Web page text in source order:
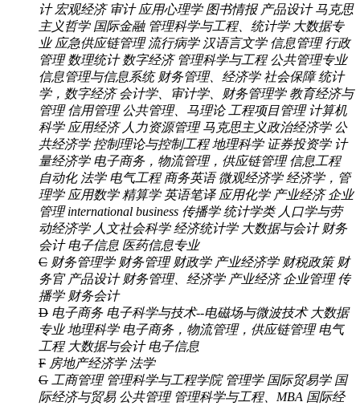
计 宏观经济 审计 应用心理学 图书情报 产品设计 马克思
主义哲学 国际金融 管理科学与工程、统计学 大数据专
业 应急供应链管理 流行病学 汉语言文学 信息管理 行政
管理 数理统计 数字经济 管理科学与工程 公共管理专业
信息管理与信息系统 财务管理、经济学 社会保障 统计
学，数字经济 会计学、审计学、财务管理学 教育经济与
管理 信用管理 公共管理、马理论 工程项目管理 计算机
科学 应用经济 人力资源管理 马克思主义政治经济学 公
共经济学 控制理论与控制工程 地理科学 证券投资学 计
量经济学 电子商务，物流管理，供应链管理 信息工程
自动化 法学 电气工程 商务英语 微观经济学 经济学，管
理学 应用数学 精算学 英语笔译 应用化学 产业经济 企业
管理 international business 传播学 统计学类 人口学与劳
动经济学 人文社会科学 经济统计学 大数据与会计 财务
会计 电子信息 医药信息专业
C 财务管理学 财务管理 财政学 产业经济学 财税政策 财
务官 产品设计 财务管理、经济学 产业经济 企业管理 传
播学 财务会计
D 电子商务 电子科学与技术--电磁场与微波技术 大数据
专业 地理科学 电子商务，物流管理，供应链管理 电气
工程 大数据与会计 电子信息
F 房地产经济学 法学
G 工商管理 管理科学与工程学院 管理学 国际贸易学 国
际经济与贸易 公共管理 管理科学与工程、MBA 国际经